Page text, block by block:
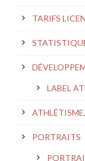
TARIFS
LABEL
PORTRAITS